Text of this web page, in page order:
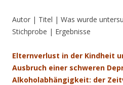
Autor | Titel | Was wurde
Stichprobe | Ergebnisse
Elternverlust in der Kindheit
Ausbruch einer schweren
Alkoholabhängigkeit: der